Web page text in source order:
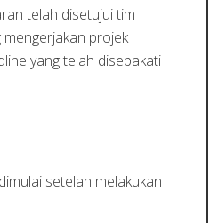
telah disetujui tim
projek
yang telah disepakati
setelah melakukan